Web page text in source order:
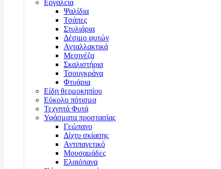
Εργαλεία
Ψαλίδια
Τσάπες
Στυλιάρια
Δέσιμο φυτών
Ανταλλακτικά
Μεσινέζα
Σκαλιστήρια
Τσουγκράνα
Φτυάρια
Είδη θερμοκηπίου
Εύκολο πότισμα
Τεχνητά Φυτά
Υφάσματα προστασίας
Γεώπανο
Δίχτυ σκίασης
Αντιπαγετικό
Μουσαμάδες
Ελαιόπανα